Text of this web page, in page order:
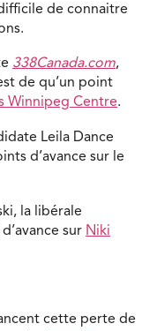
de connaitre
338Canada.com,
de qu’un point
Winnipeg Centre.
Leila Dance
d’avance sur le
la libérale
sur Niki
cette perte de